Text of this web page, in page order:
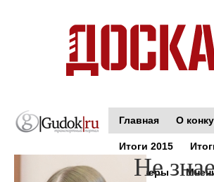
Главная О
Итоги 2015
Партнеры
Не